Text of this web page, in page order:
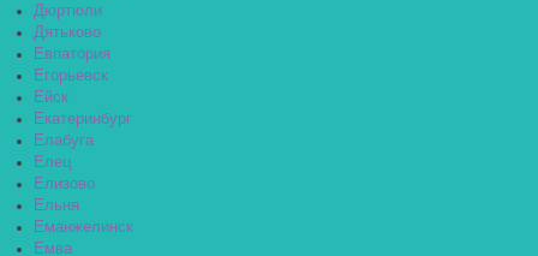
Дюртюли
Дятьково
Евпатория
Егорьевск
Ейск
Екатеринбург
Елабуга
Елец
Елизово
Ельня
Еманжелинск
Емва